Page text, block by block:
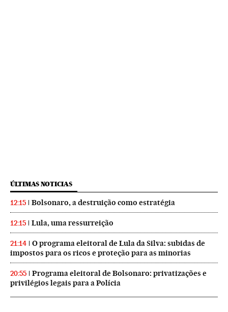
ÚLTIMAS NOTICIAS
12:15 Bolsonaro, a destruição como estratégia
12:15 Lula, uma ressurreição
21:14
O programa eleitoral de Lula da Silva: subidas de
impostos para os ricos e proteção para as minorias
20:55
Programa eleitoral de Bolsonaro: privatizações e
privilégios legais para a Polícia